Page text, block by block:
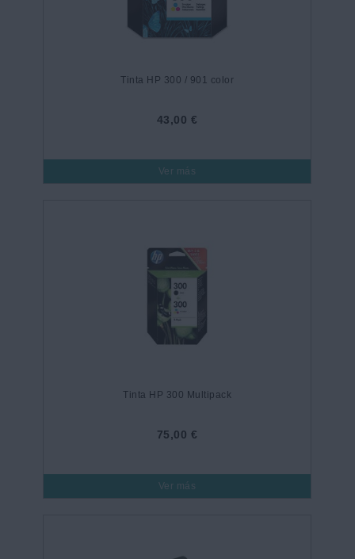
Tinta HP 300 / 901 color
43,00 €
Ver más
Tinta HP 300 Multipack
75,00 €
Ver más